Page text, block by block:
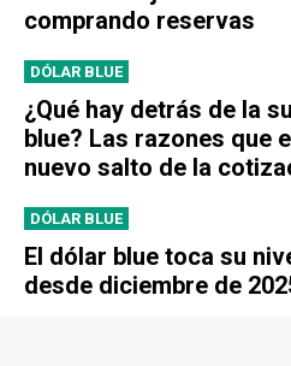
comprando reservas
DÓLAR BLUE
¿Qué hay detrás de la
blue? Las razones que
nuevo salto de la
DÓLAR BLUE
El dólar blue toca su
desde diciembre de